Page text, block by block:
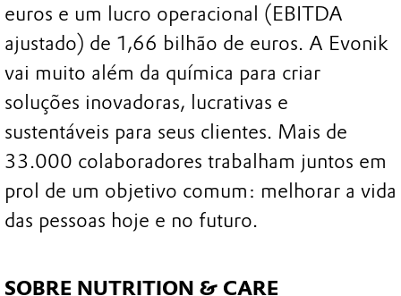
euros e um lucro operacional (EBITDA
ajustado) de 1,66 bilhão de euros. A Evonik
vai muito além da química para criar
soluções inovadoras, lucrativas e
sustentáveis para seus clientes. Mais de
33.000 colaboradores trabalham juntos em
prol de um objetivo comum: melhorar a vida
das pessoas hoje e no futuro.
SOBRE NUTRITION & CARE